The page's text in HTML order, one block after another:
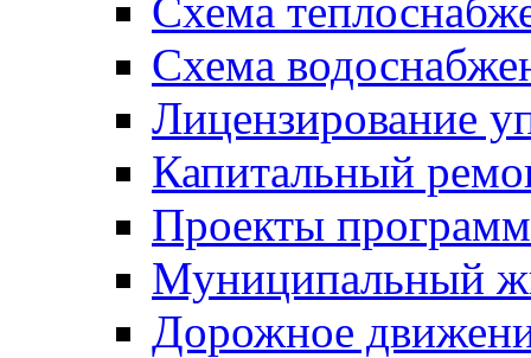
Схема
Схема
Лицензирование
Капитальный
Проекты программ
Муниципальный
Дорожное